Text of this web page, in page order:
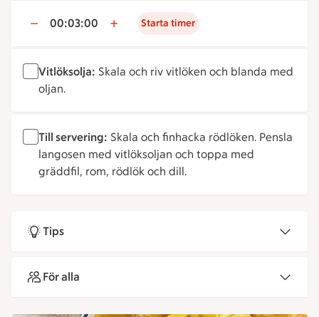
00:03:00 Starta timer
Vitlöksolja: Skala och riv vitlöken och blanda med
oljan.
Till servering: Skala och finhacka rödlöken. Pensla
langosen med vitlöksoljan och toppa med
gräddfil, rom, rödlök och dill.
Tips
För alla